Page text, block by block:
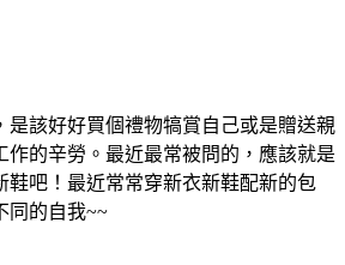
是該好好買個禮物犒賞自己或是贈送親
作的辛勞。最近最常被問的，應該就是
鞋吧！最近常常穿新衣新鞋配新的包
同的自我~~